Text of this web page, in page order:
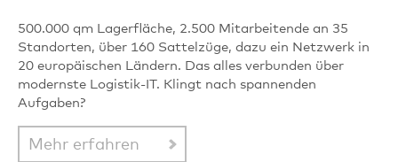
500.000 qm Lagerfläche, 2.500 Mitarbeitende an 35
Standorten, über 160 Sattelzüge, dazu ein Netzwerk in
20 europäischen Ländern. Das alles verbunden über
modernste Logistik-IT. Klingt nach spannenden
Aufgaben?
Mehr erfahren